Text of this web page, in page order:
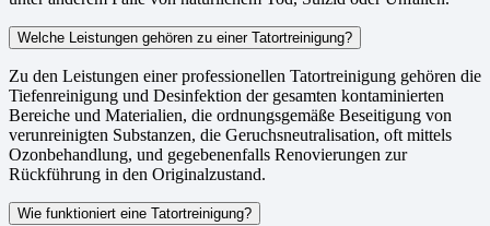
Welche Leistungen gehören zu einer Tatortreinigung?
Zu den Leistungen einer professionellen Tatortreinigung gehören die
Tiefenreinigung und Desinfektion der gesamten kontaminierten
Bereiche und Materialien, die ordnungsgemäße Beseitigung von
verunreinigten Substanzen, die Geruchsneutralisation, oft mittels
Ozonbehandlung, und gegebenenfalls Renovierungen zur
Rückführung in den Originalzustand.
Wie funktioniert eine Tatortreinigung?